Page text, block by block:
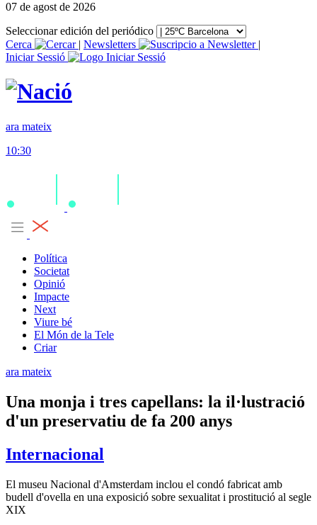
07 de agost de 2026
Seleccionar edición del periódico
Cerca
| Newsletters
|
Iniciar Sessió
ara mateix
10:30
Política
Societat
Opinió
Impacte
Next
Viure bé
El Món de la Tele
Criar
ara mateix
Una monja i tres capellans: la il·lustració
d'un preservatiu de fa 200 anys
Internacional
El museu Nacional d'Amsterdam inclou el condó fabricat amb
budell d'ovella en una exposició sobre sexualitat i prostitució al segle
XIX